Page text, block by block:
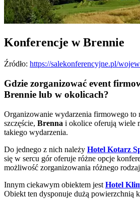
Konferencje w Brennie
Źródło: https://salekonferencyjne.pl/
Gdzie zorganizować event
Brennie lub w okolicach?
Organizowanie wydarzenia firmowego to
szczęście, Brenna i okolice oferują wiele
takiego wydarzenia.
Do jednego z nich należy Hotel Kotarz
się w sercu gór oferuje różne opcje
możliwość zorganizowania różnego
Innym ciekawym obiektem jest Hotel
Obiekt ten dysponuje dużą powierzchnią